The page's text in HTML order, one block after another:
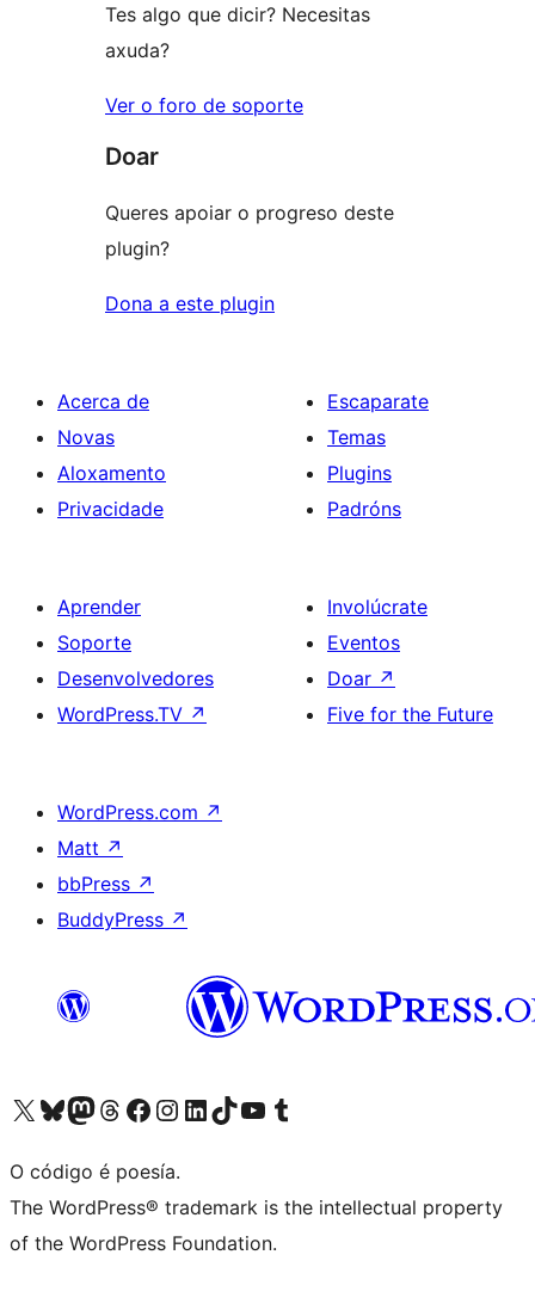
Tes algo que dicir? Necesitas
axuda?
Ver o foro de soporte
Doar
Queres apoiar o progreso deste
plugin?
Dona a este plugin
Acerca de
Novas
Aloxamento
Privacidade
Escaparate
Temas
Plugins
Padróns
Aprender
Soporte
Desenvolvedores
WordPress.TV ↗
Involúcrate
Eventos
Doar ↗
Five for the Future
WordPress.com ↗
Matt ↗
bbPress ↗
BuddyPress ↗
Visita la cuenta de X (anteriormente Twitter)
Visita a nosa conta de Bluesky
Visita a nosa conta de Mastodon
Visita a nosa conta de Threads
Visita a nosa páxina de Facebook
Visita a nosa conta de Instagram
Visita a nosa conta de LinkedIn
Visita a nosa conta de TikTok
Visita a nosa canle de YouTube
Visita a nosa conta de Tumblr
O código é poesía.
The WordPress® trademark is the intellectual property
of the WordPress Foundation.